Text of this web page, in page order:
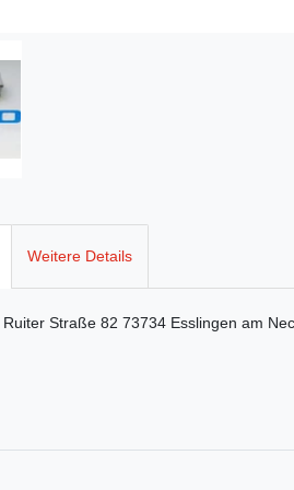
Weitere Details
Ruiter Straße 82 73734 Esslingen am